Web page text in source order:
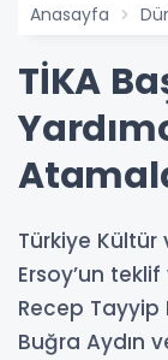
Anasayfa
TİKA
Türkiye Kültür
Ersoy’un
Recep Tayyip
Buğra Aydın